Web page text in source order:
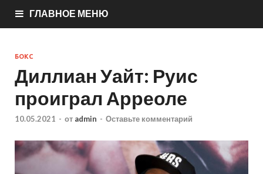
ГЛАВНОЕ МЕНЮ
БОКС
Диллиан Уайт: Руис
проиграл Арреоле
10.05.2021 - от admin - Оставьте комментарий